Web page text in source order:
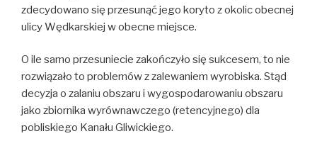
zdecydowano się przesunąć jego koryto z okolic obecnej
ulicy Wędkarskiej w obecne miejsce.
O ile samo przesuniecie zakończyło się sukcesem, to nie
rozwiązało to problemów z zalewaniem wyrobiska. Stąd
decyzja o zalaniu obszaru i wygospodarowaniu obszaru
jako zbiornika wyrównawczego (retencyjnego) dla
pobliskiego Kanału Gliwickiego.